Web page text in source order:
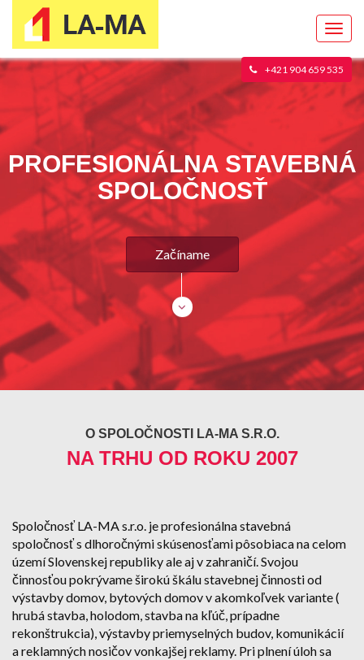
+421 904 659 535
PROFESIONÁLNA STAVEBNÁ
SPOLOČNOSŤ
Začíname
O SPOLOČNOSTI LA-MA S.R.O.
NA TRHU OD ROKU 2007
Spoločnosť LA-MA s.r.o. je profesionálna stavebná
spoločnosť s dlhoročnými skúsenosťami pôsobiaca na celom
území Slovenskej republiky ale aj v zahraničí. Svojou
činnosťou pokrývame širokú škálu stavebnej činnosti od
výstavby domov, bytových domov v akomkoľvek variante (
hrubá stavba, holodom, stavba na kľúč, prípadne
rekonštrukcia), výstavby priemyselných budov, komunikácií
a reklamných nosičov vonkajšej reklamy. Pri plnení úloh sa